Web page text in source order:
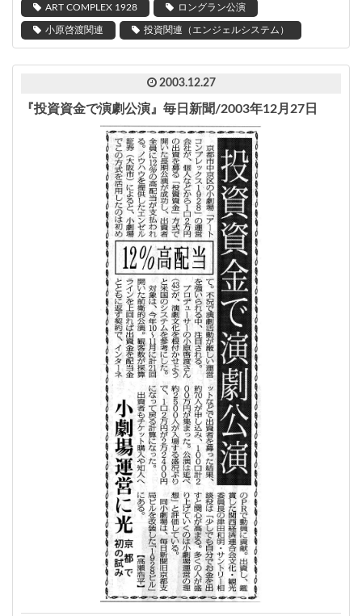
ART COMPLEX 1928 ロングラン公演
小原啓渡関連 投資関連（エンジェルシステム）
2003.12.27
『投資資金で演劇公演』毎日新聞/2003年12月27日